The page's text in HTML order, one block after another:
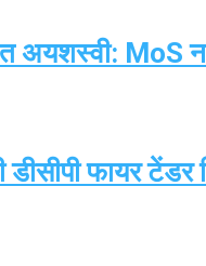
MoS
डीसीपी फायर